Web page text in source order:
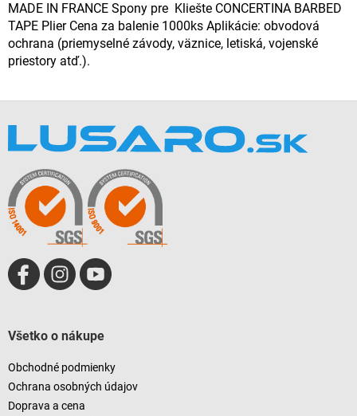
MADE IN FRANCE Spony pre Kliešte CONCERTINA BARBED
TAPE Plier Cena za balenie 1000ks Aplikácie: obvodová
ochrana (priemyselné závody, väznice, letiská, vojenské
priestory atď.).
Všetko o nákupe
Obchodné podmienky
Ochrana osobných údajov
Doprava a cena